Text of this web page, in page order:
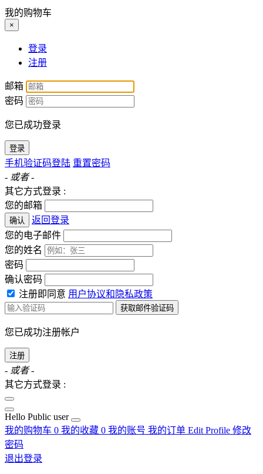
我的购物车
×
登录
注册
邮箱
密码
您已成功登录
登录
手机验证码登陆 重置密码
- 或者 -
其它方式登录 :
您的邮箱
确认
返回登录
您的电子邮件
您的姓名
密码
确认密码
注册即同意 用户协议和隐私政策
获取邮件验证码
您已成功注册帐户
注册
- 或者 -
其它方式登录 :
Hello Public user
我的购物车 0 我的收藏 0 我的账号 我的订单 Edit Profile 修改
密码
退出登录